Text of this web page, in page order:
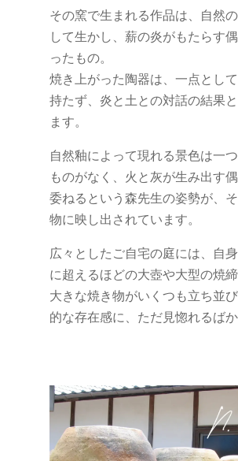
その窯で生まれる作品は、自然
して生かし、薪の炎がもたらす
ったもの。
焼き上がった陶器は、一点とし
持たず、炎と土との対話の結果
ます。
自然釉によって現れる景色は一
ものがなく、火と灰が生み出す
委ねるという森先生の姿勢が、
物に映し出されています。
広々としたご自宅の庭には、自
に超えるほどの大壺や大型の焼締
大きな焼き物がいくつも立ち並
的な存在感に、ただ見惚れるばか